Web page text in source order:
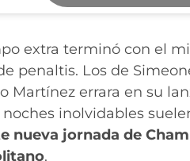
extra terminó con el
penaltis. Los de
Martínez errara en su
inolvidables
nueva jornada de
.